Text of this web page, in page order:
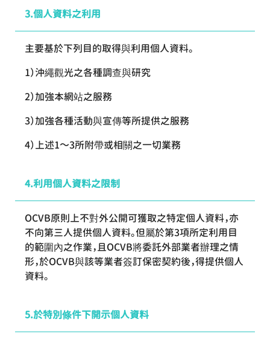
個人資料之利用
主要基於下列目的取得與利用個人資料。
沖繩觀光之各種調查與研究
加強本網站之服務
加強各種活動與宣傳等所提供之服務
上述1～3所附帶或相關之一切業務
利用個人資料之限制
OCVB原則上不對外公開可獲取之特定個人資料，亦
不向第三人提供個人資料。但屬於第3項所定利用目
的範圍內之作業，且OCVB將委託外部業者辦理之情
形，於OCVB與該等業者簽訂保密契約後，得提供個人
資料。
於特別條件下開示個人資料